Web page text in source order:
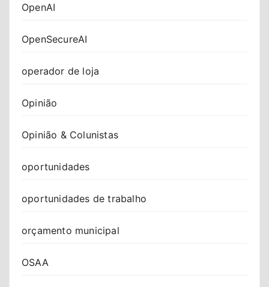
OpenAI
OpenSecureAI
operador de loja
Opinião
Opinião & Colunistas
oportunidades
oportunidades de trabalho
orçamento municipal
OSAA